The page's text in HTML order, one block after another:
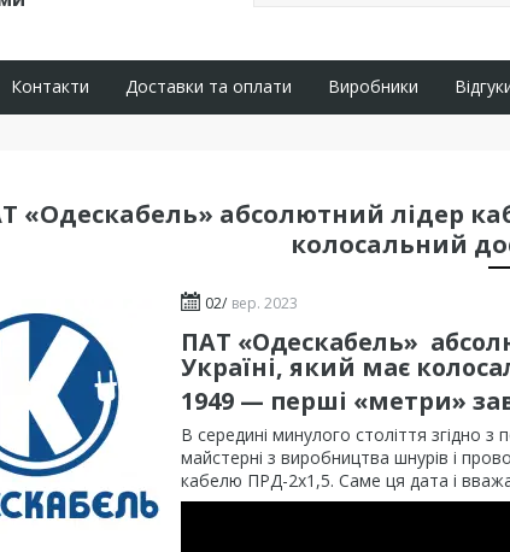
Контакти Доставки та оплати Виробники
«Одескабель» абсолютний лідер
колосальний
02/ вер. 2023
ПАТ «Одескабель»
Україні, який має
1949 — перші «метри»
В середині минулого століття згідно
майстерні з виробництва шнурів і
кабелю ПРД-2х1,5. Саме ця дата і